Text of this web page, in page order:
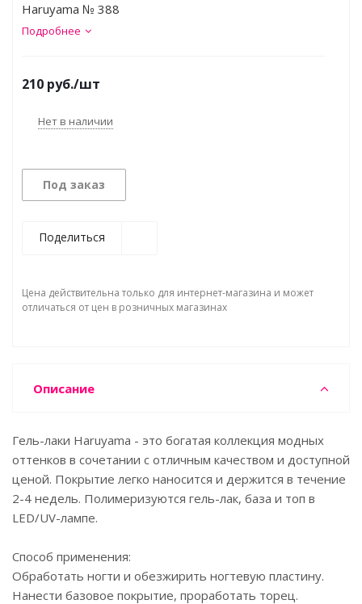
Haruyama № 388
Подробнее
210 руб./шт
Нет в наличии
Под заказ
Поделиться
Цена действительна только для интернет-магазина и может
отличаться от цен в розничных магазинах
Описание
Гель-лаки Haruyama - это богатая коллекция модных
оттенков в сочетании с отличным качеством и доступной
ценой. Покрытие легко наносится и держится в течение
2-4 недель. Полимеризуются гель-лак, база и топ в
LED/UV-лампе.
Способ применения:
Обработать ногти и обезжирить ногтевую пластину.
Нанести базовое покрытие, проработать торец.